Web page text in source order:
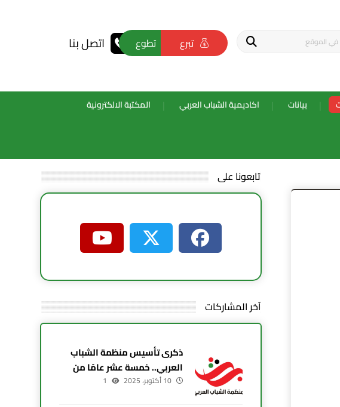
اتصل بنا تطوع تبرع
بيانات اكاديمية الشباب العربي
المكتبة الالكترونية
تابعونا على
آخر المشاركات
ذكرى تأسيس منظمة الشباب
العربي.. خمسة عشر عامًا من
العطاء والإصرار
10 أكتوبر، 2025 1